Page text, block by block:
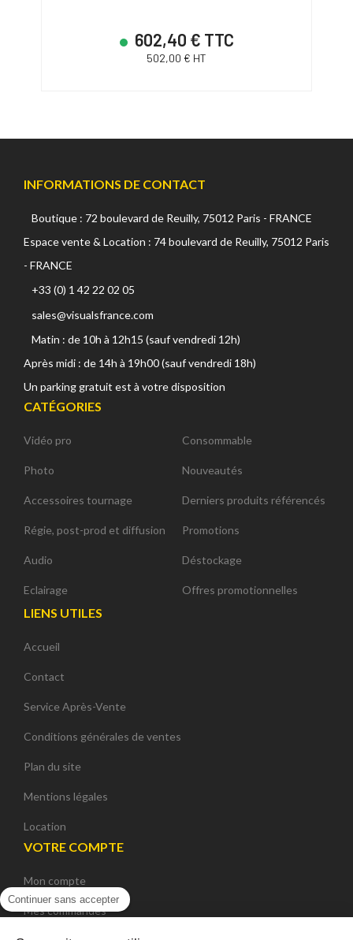
602,40 € TTC
502,00 € HT
INFORMATIONS DE CONTACT
Boutique : 72 boulevard de Reuilly, 75012 Paris - FRANCE
Espace vente & Location : 74 boulevard de Reuilly, 75012 Paris
- FRANCE
+33 (0) 1 42 22 02 05
sales@visualsfrance.com
Matin : de 10h à 12h15 (sauf vendredi 12h)
Après midi : de 14h à 19h00 (sauf vendredi 18h)
Un parking gratuit est à votre disposition
CATÉGORIES
Vidéo pro
Photo
Accessoires tournage
Régie, post-prod et diffusion
Audio
Eclairage
Consommable
Nouveautés
Derniers produits référencés
Promotions
Déstockage
Offres promotionnelles
LIENS UTILES
Accueil
Contact
Service Après-Vente
Conditions générales de ventes
Plan du site
Mentions légales
Location
VOTRE COMPTE
Mon compte
Mes commandes
Continuer sans accepter